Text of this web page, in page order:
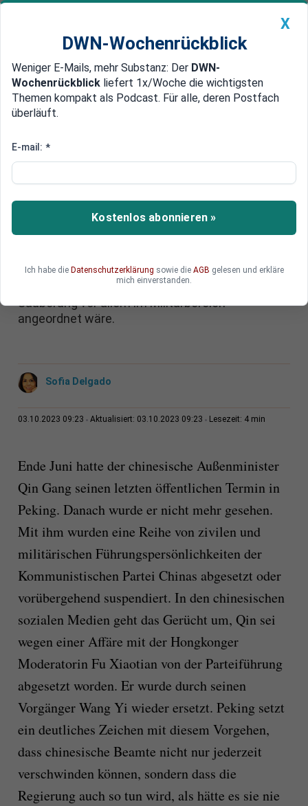
Newsticker MEIN DWN: Geldanlage Premium
Edelmetalle DWN-Magazin China
In Ungnade gefallen?
sich
Mittlerweile ist es kein Einzelfall mehr. Immer
mehr Verbündete der Parteispitze Chinas und
dem öffentlichen Parkett. Manche sind tot,
andere in Gewahrsam. Es scheint, als ob eine
Säuberung vor allem im Militärbereich
angeordnet wäre.
Sofia Delgado
03.10.2023 09:23 Aktualisiert: 03.10.2023 09:23 Lesezeit: 4 min
Ende Juni hatte der chinesische Außenminister
Qin Gang seinen letzten öffentlichen Termin in
Peking. Danach wurde er nicht mehr gesehen.
Mit ihm wurden eine Reihe von zivilen und
militärischen Führungspersönlichkeiten der
Kommunistischen Partei Chinas abgesetzt oder
vorübergehend suspendiert. In den chinesischen
sozialen Medien geht das Gerücht um, Qin sei
wegen einer Affäre mit der Hongkonger
Moderatorin Fu Xiaotian von der Parteiführung
abgesetzt worden. Er wurde durch seinen
Vorgänger Wang Yi wieder ersetzt. Peking setzt
ein deutliches Zeichen mit diesem Vorgehen,
dass chinesische Beamte nicht nur jederzeit
verschwinden können, sondern dass die
Regierung auch so tun wird, als hätte es sie nie
X
DWN-Wochenrückblick
Weniger E-Mails, mehr Substanz: Der DWN-
Wochenrückblick liefert 1x/Woche die wichtigsten
Themen kompakt als Podcast. Für alle, deren Postfach
überläuft.
E-mail: *
Kostenlos abonnieren »
Ich habe die Datenschutzerklärung sowie die AGB gelesen und erkläre
mich einverstanden.